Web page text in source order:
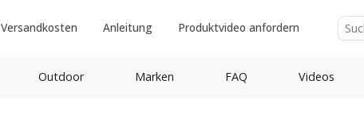
Versandkosten Anleitung Produktvideo anfordern
Outdoor Marken FAQ Videos